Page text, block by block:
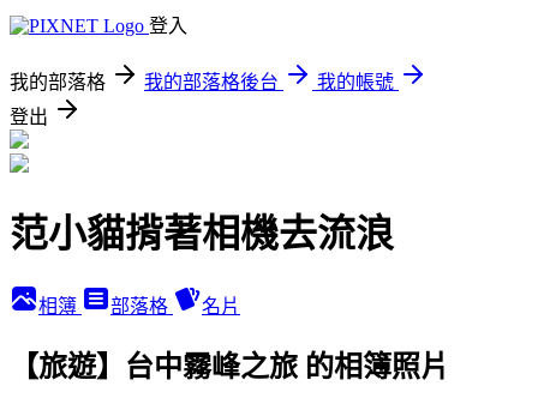
登入
我的部落格 我的部落格後台
我的帳號
登出
范小貓揹著相機去流浪
相簿 部落格 名片
【旅遊】台中霧峰之旅 的相簿照片